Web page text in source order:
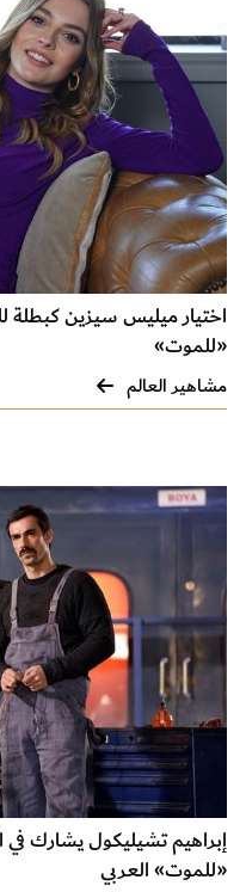
اختيار ميليس سيزين
«للموت»
مشاهير العالم
إبراهيم تشيليكول يشارك
«للموت» العربي